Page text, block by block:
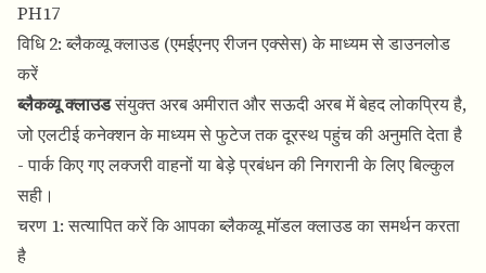
PH17
विधि 2: ब्लैकव्यू क्लाउड (एमईएनए रीजन एक्सेस) के माध्यम से डाउनलोड
करें
ब्लैकव्यू क्लाउडसंयुक्त अरब अमीरात और सऊदी अरब में बेहद लोकप्रिय है,
जो एलटीई कनेक्शन के माध्यम से फुटेज तक दूरस्थ पहुंच की अनुमति देता है
- पार्क किए गए लक्जरी वाहनों या बेड़े प्रबंधन की निगरानी के लिए बिल्कुल
सही।
चरण 1: सत्यापित करें कि आपका ब्लैकव्यू मॉडल क्लाउड का समर्थन करता
है